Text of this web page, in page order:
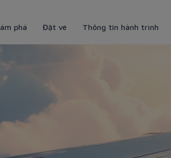
phá Đặt vé Thông tin hành trình